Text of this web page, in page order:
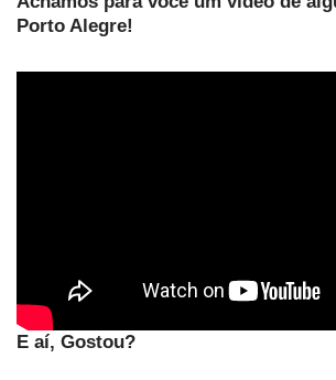
Porto Alegre!
E aí, Gostou?